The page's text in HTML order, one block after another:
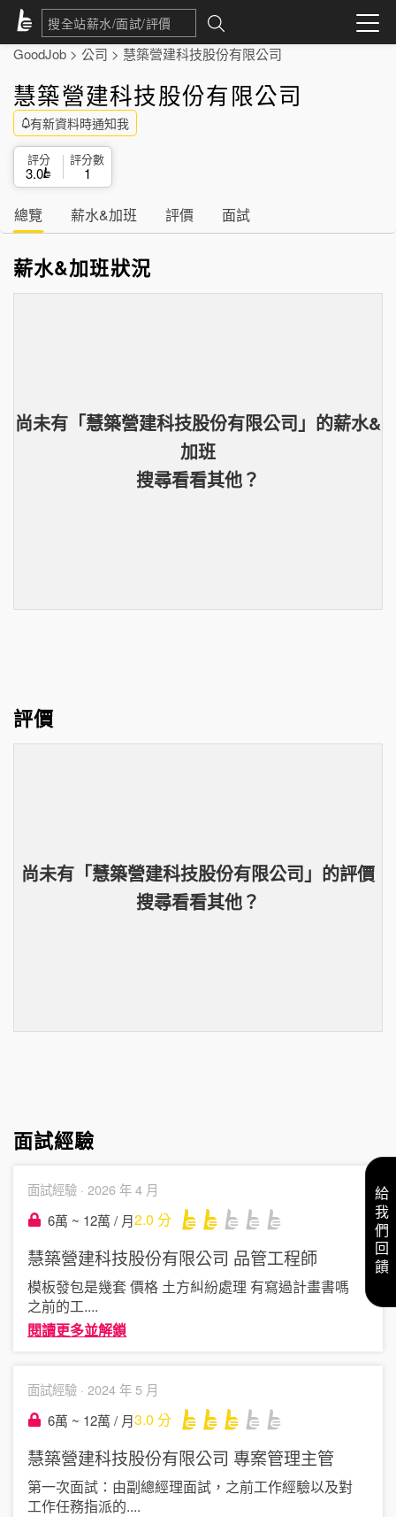
GoodJob > 公司 > 慧築營建科技股份有限公司
慧築營建科技股份有限公司
有新資料時通知我
評分
3.0
評分數
1
總覽 薪水&加班 評價 面試
薪水&加班狀況
尚未有「慧築營建科技股份有限公司」的薪水&
加班
搜尋看看其他？
評價
尚未有「慧築營建科技股份有限公司」的評價
搜尋看看其他？
面試經驗
面試經驗 · 2026 年 4 月
6萬 ~ 12萬 / 月2.0 分
慧築營建科技股份有限公司 品管工程師
模板發包是幾套 價格 土方糾紛處理 有寫過計畫書嗎
之前的工....
閱讀更多並解鎖
面試經驗 · 2024 年 5 月
6萬 ~ 12萬 / 月3.0 分
慧築營建科技股份有限公司 專案管理主管
第一次面試：由副總經理面試，之前工作經驗以及對
工作任務指派的....
給我們回饋